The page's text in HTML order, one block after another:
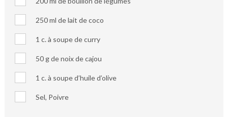
250 ml de lait de coco
1 c. à soupe de curry
50 g de noix de cajou
1 c. à soupe d’huile d’olive
Sel, Poivre